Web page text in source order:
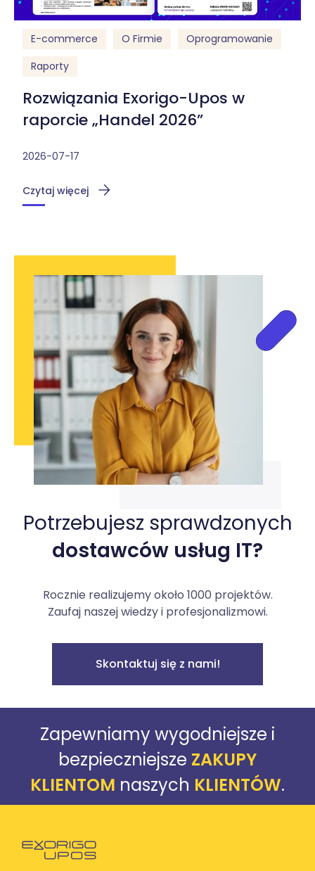
E-commerce O Firmie
Oprogramowanie
Raporty
Rozwiązania Exorigo-Upos w
raporcie „Handel 2026”
2026-07-17
Czytaj więcej
Potrzebujesz sprawdzonych
dostawców usług IT?
Rocznie realizujemy około 1000 projektów.
Zaufaj naszej wiedzy i profesjonalizmowi.
Skontaktuj się z nami!
Zapewniamy wygodniejsze i
bezpieczniejsze ZAKUPY
KLIENTOM naszych KLIENTÓW.